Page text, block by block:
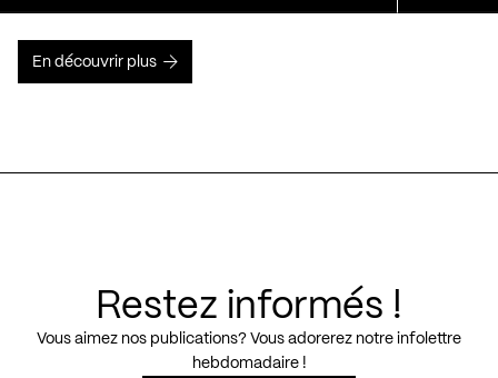
En découvrir plus
Restez informés !
Vous aimez nos publications? Vous adorerez notre infolettre
hebdomadaire !